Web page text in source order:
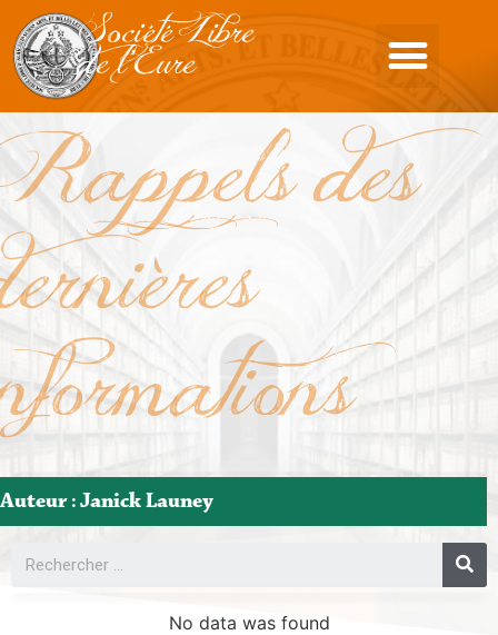
Société Libre
de l'Eure
des
Auteur : Janick Launey
No data was found